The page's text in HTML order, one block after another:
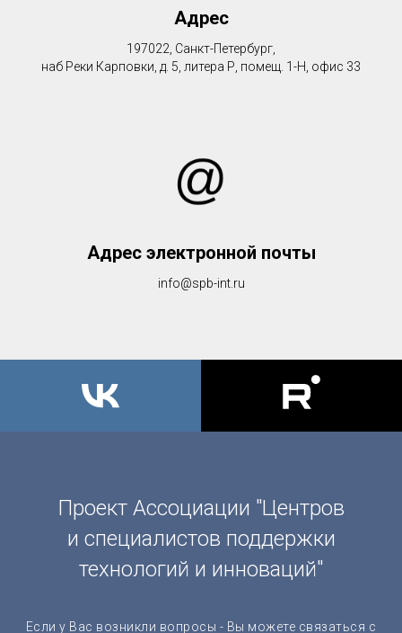
Адрес
197022, Санкт-Петербург,
наб Реки Карповки, д. 5, литера Р, помещ. 1-Н, офис 33
Адрес электронной почты
info@spb-int.ru
Проект Ассоциации "Центров
и специалистов поддержки
технологий и инноваций"
Если у Вас возникли вопросы - Вы можете связаться с